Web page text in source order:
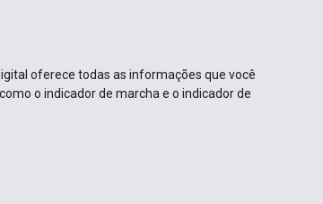
oferece todas as informações que você
o indicador de marcha e o indicador de